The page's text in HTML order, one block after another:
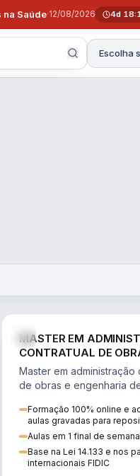
na Saúde·12/08/2026 4d
Escolha
MASTER EM
CONTRATUAL DE
ENGENHARIA DE
Master em administração
de obras e engenharia
pleitos, delay analysis e
Formação 100% online e
aulas gravadas para
Aulas em 1 final de
Base na Lei 14.133 e nos
internacionais FIDIC